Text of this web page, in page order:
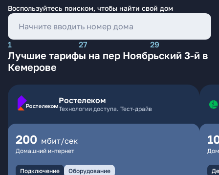
Воспользуйтесь поиском, чтобы найти свой дом
1 27 29
Лучшие тарифы на пер Ноябрьский 3-й в
Кемерове
Ростелеком
Технологии доступа. Тест-драйв
200 мбит/сек
Домашний интернет
Подключение Оборудование